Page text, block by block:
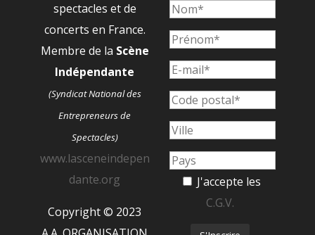
spectacles et de
concerts en France.
Membre de la Scène
Indépendante
(Syndicat National des
Entrepreneurs de
Spectacles)
www.lasceneindepen
dante.org
Copyright © 2023
J'accepte les
C.G.V.